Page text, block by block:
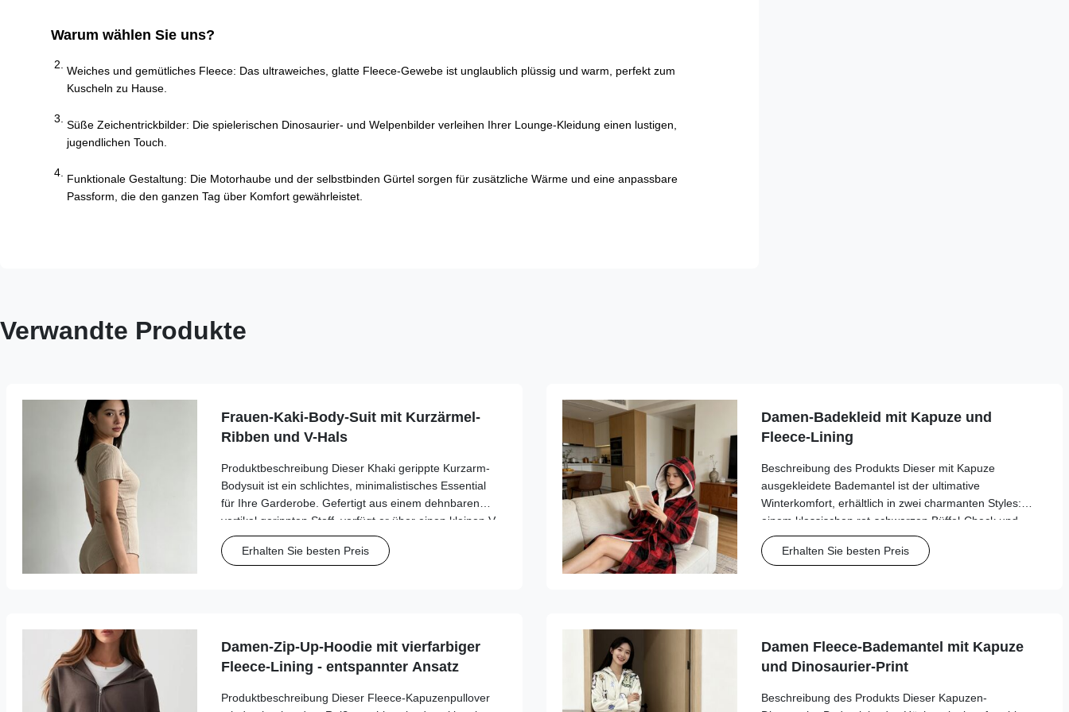
Warum wählen Sie uns?
Weiches und gemütliches Fleece: Das ultraweiches, glatte Fleece-Gewebe ist unglaublich plüssig und warm, perfekt zum
Kuscheln zu Hause.
Süße Zeichentrickbilder: Die spielerischen Dinosaurier- und Welpenbilder verleihen Ihrer Lounge-Kleidung einen lustigen,
jugendlichen Touch.
Funktionale Gestaltung: Die Motorhaube und der selbstbinden Gürtel sorgen für zusätzliche Wärme und eine anpassbare
Passform, die den ganzen Tag über Komfort gewährleistet.
Verwandte Produkte
Frauen-Kaki-Body-Suit mit Kurzärmel-
Ribben und V-Hals
Produktbeschreibung Dieser Khaki gerippte Kurzarm-
Bodysuit ist ein schlichtes, minimalistisches Essential
für Ihre Garderobe. Gefertigt aus einem dehnbaren
vertikal gerippten Stoff, verfügt er über einen kleinen V-
Ausschnitt mit Schlitz, der eine subtile, sexy Note
verleiht, während die kurzen Ärmel ...
Erhalten Sie besten Preis
Damen-Badekleid mit Kapuze und
Fleece-Lining
Beschreibung des Produkts Dieser mit Kapuze
ausgekleidete Bademantel ist der ultimative
Winterkomfort, erhältlich in zwei charmanten Styles:
einem klassischen rot-schwarzen Büffel-Check und
einem verspielten grauen Sterndruck.Hergestellt aus
ultraweichem Plüschfleece mit einer dicken Sherpa...
Erhalten Sie besten Preis
Damen-Zip-Up-Hoodie mit vierfarbiger
Fleece-Lining - entspannter Ansatz
Produktbeschreibung Dieser Fleece-Kapuzenpullover
Damen Fleece-Bademantel mit Kapuze
und Dinosaurier-Print
Beschreibung des Produkts Dieser Kapuzen-